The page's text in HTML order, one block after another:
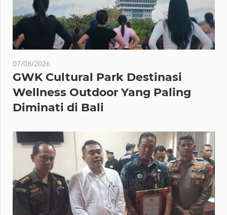
07/08/2026
GWK Cultural Park Destinasi
Wellness Outdoor Yang Paling
Diminati di Bali